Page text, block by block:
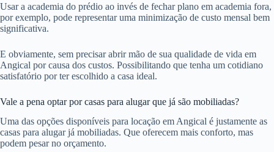
Usar a academia do prédio ao invés de fechar plano em academia fora,
por exemplo, pode representar uma minimização de custo mensal bem
significativa.
E obviamente, sem precisar abrir mão de sua qualidade de vida em
Angical por causa dos custos. Possibilitando que tenha um cotidiano
satisfatório por ter escolhido a casa ideal.
Vale a pena optar por casas para alugar que já são mobiliadas?
Uma das opções disponíveis para locação em Angical é justamente as
casas para alugar já mobiliadas. Que oferecem mais conforto, mas
podem pesar no orçamento.